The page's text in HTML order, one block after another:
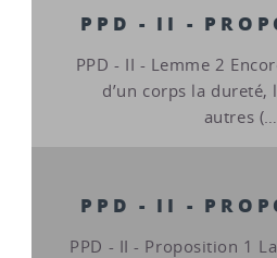
PPD - II -
PPD - II - Lemme 2
d’un corps la dureté,
autres
PPD - II -
PPD - II - Proposition 1